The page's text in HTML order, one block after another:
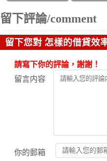
留下評論/comment
留下您對 怎樣的借貸效
請寫下你的評論，謝謝！
留言内容
你的郵箱